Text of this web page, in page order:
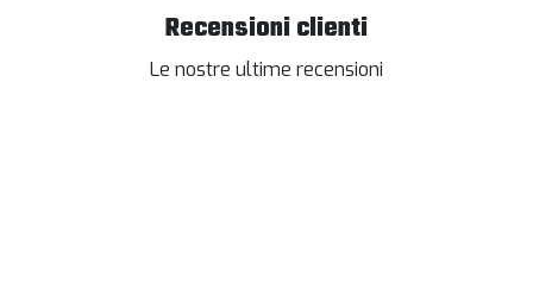
Recensioni clienti
Le nostre ultime recensioni